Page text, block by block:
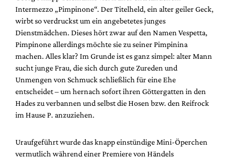
Newsletter
Redaktion
Autor:innen
Partner
Mediadaten
Suche
Intermezzo „Pimpinone“. Der Titelheld, ein alter geiler Geck,
wirbt so verdruckst um ein angebetetes junges
Dienstmädchen. Dieses hört zwar auf den Namen Vespetta,
Pimpinone allerdings möchte sie zu seiner Pimpinina
machen. Alles klar? Im Grunde ist es ganz simpel: alter Mann
sucht junge Frau, die sich durch gute Zureden und
Unmengen von Schmuck schließlich für eine Ehe
entscheidet – um hernach sofort ihren Göttergatten in den
Hades zu verbannen und selbst die Hosen bzw. den Reifrock
im Hause P. anzuziehen.
Uraufgeführt wurde das knapp einstündige Mini-Öperchen
vermutlich während einer Premiere von Händels